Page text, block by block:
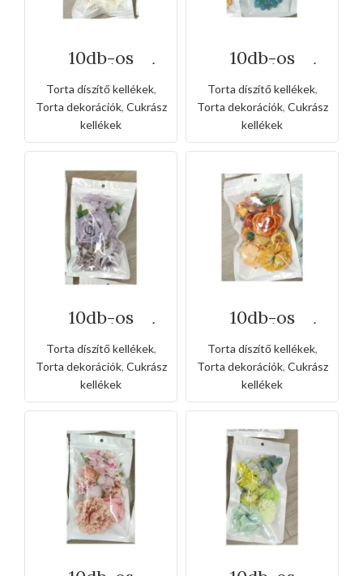
10db-os
csomagolt virág
szirom
tortadísz -fehér
Torta díszítő kellékek,
Torta dekorációk, Cukrász
kellékek
10db-os
csomagolt virág
szirom
tortadísz -kék
Torta díszítő kellékek,
Torta dekorációk, Cukrász
kellékek
10db-os
csomagolt virág
szirom
tortadísz -lila
Torta díszítő kellékek,
Torta dekorációk, Cukrász
kellékek
10db-os
csomagolt virág
szirom
tortadísz -
narancssárga
Torta díszítő kellékek,
Torta dekorációk, Cukrász
kellékek